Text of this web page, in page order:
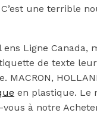
une terrible
Ligne
de texte
en plastique. Le
à notre
Livraison